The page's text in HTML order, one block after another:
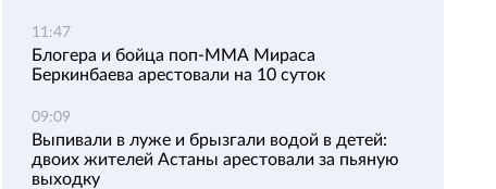
11:47
Блогера и бойца поп-ММА Мираса
Беркинбаева арестовали на 10 суток
09:09
Выпивали в луже и брызгали водой в детей:
двоих жителей Астаны арестовали за пьяную
выходку